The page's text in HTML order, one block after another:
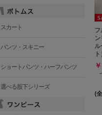
フ
ン
ル
ト
(
スカート
パンツ・スキニー
ショートパンツ・ハーフパンツ
選べる股下シリーズ